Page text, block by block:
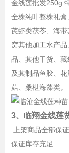
金线莲批发250g
全株纯叶整株礼盒
芪虾类茯苓、海
窝其他加工水产
品、其他干货、
及其制品鱼胶、
菇、桑椹海藻类。
3、临翔金线莲
上架商品全部保
保证库存充足